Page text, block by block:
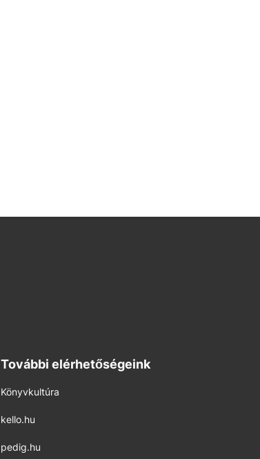
További elérhetőségeink
Könyvkultúra
kello.hu
pedig.hu